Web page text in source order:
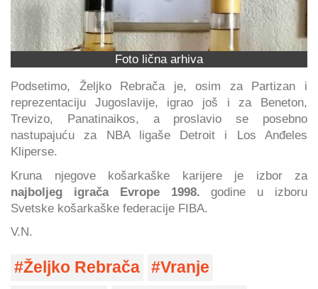
Foto lična arhiva
Podsetimo, Željko Rebrača je, osim za Partizan i
reprezentaciju Jugoslavije, igrao još i za Beneton,
Trevizo, Panatinaikos, a proslavio se posebno
nastupajuću za NBA ligaše Detroit i Los Anđeles
Kliperse.
Kruna njegove košarkaške karijere je izbor za
najboljeg igrača Evrope 1998. godine u izboru
Svetske košarkaške federacije FIBA.
V.N.
Željko Rebrača
Vranje